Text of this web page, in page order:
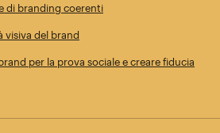
di branding coerenti
visiva del brand
per la prova sociale e creare fiducia